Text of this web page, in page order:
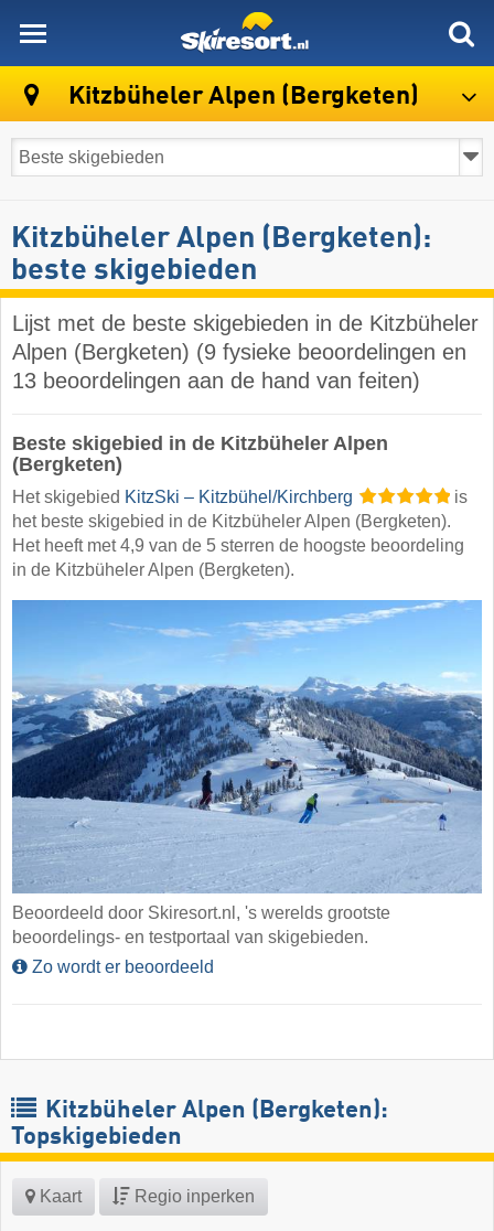
Kitzbüheler Alpen (Bergketen)
Kitzbüheler Alpen (Bergketen):
beste skigebieden
Lijst met de beste skigebieden in de Kitzbüheler
Alpen (Bergketen) (9 fysieke beoordelingen en
13 beoordelingen aan de hand van feiten)
Beste skigebied in de Kitzbüheler Alpen
(Bergketen)
Het skigebied KitzSki – Kitzbühel/​Kirchberg
is
het beste skigebied in de Kitzbüheler Alpen (Bergketen).
Het heeft met 4,9 van de 5 sterren de hoogste beoordeling
in de Kitzbüheler Alpen (Bergketen).
Beoordeeld door Skiresort.nl, 's werelds grootste
beoordelings- en testportaal van skigebieden.
Zo wordt er beoordeeld
Kitzbüheler Alpen (Bergketen):
Topskigebieden
Kaart Regio inperken